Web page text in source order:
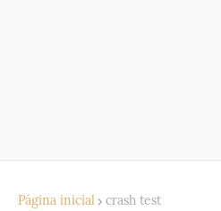
Página inicial crash test